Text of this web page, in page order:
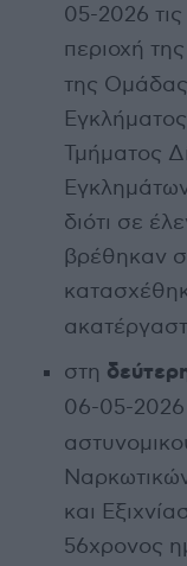
05-2026
περιοχή της
της
Τμήματος
διότι σε
βρέθηκαν
στη
06-05-2026
και
56χρονος